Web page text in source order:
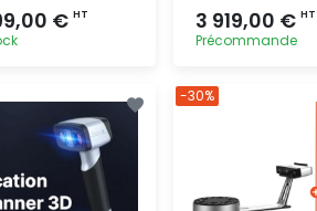
€ HT 3 919,00 €HT
Précommande
-30%